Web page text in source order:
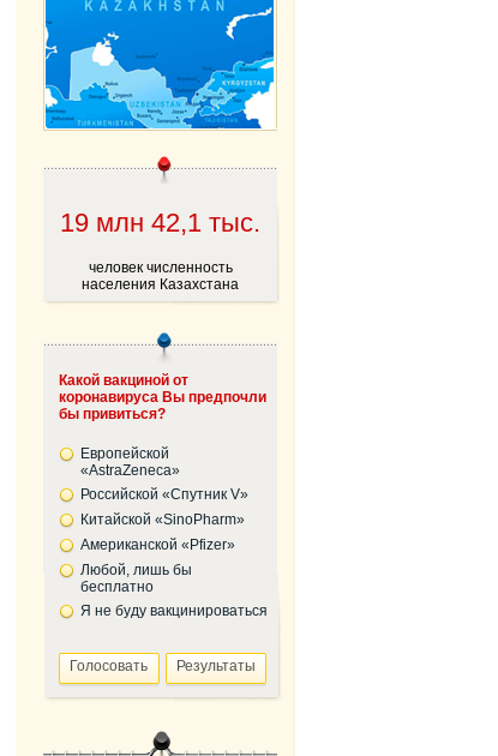
19 млн 42,1 тыс.
человек численность
населения Казахстана
Какой вакциной от
коронавируса Вы предпочли
бы привиться?
Европейской
«AstraZeneca»
Российской «Спутник V»
Китайской «SinoPharm»
Американской «Pfizer»
Любой, лишь бы
бесплатно
Я не буду вакцинироваться